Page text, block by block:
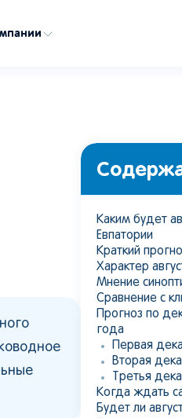
Каким будет
Евпатории
Краткий
Характер
Мнение
Сравнение с
Прогноз по
года
Первая
Вторая
Третья
Когда ждать
Будет ли